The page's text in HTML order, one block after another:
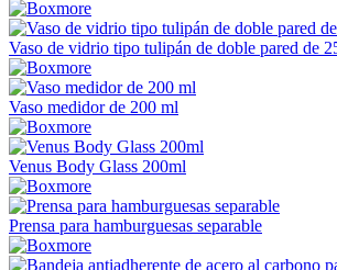
Vaso de vidrio tipo tulipán de doble pared de
Vaso medidor de 200 ml
Venus Body Glass 200ml
Prensa para hamburguesas separable